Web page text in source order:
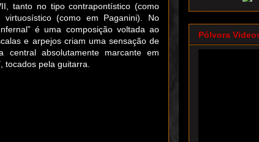
tanto no tipo contrapontístico (como
virtuosístico (como em Paganini). No
é uma composição voltada ao
e arpejos criam uma sensação de
central absolutamente marcante em
tocados pela guitarra.
Pólvora